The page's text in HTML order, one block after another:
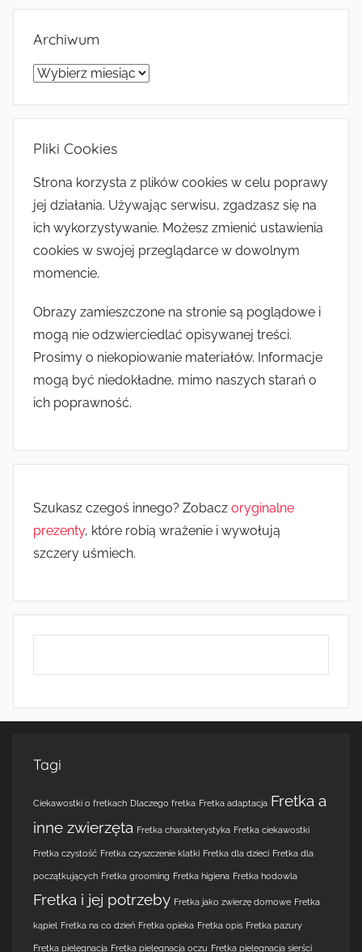
Archiwum
Archiwum
Pliki Cookies
Strona korzysta z plików cookies w celu poprawy
jej działania. Używając serwisu, zgadzasz się na
ich wykorzystywanie. Możesz zmienić ustawienia
cookies w swojej przeglądarce w dowolnym
momencie.
Obrazy zamieszczone na stronie są poglądowe i
mogą nie odzwierciedlać opisywanej treści.
Prosimy o niekopiowanie materiałów. Informacje
mogą być niedokładne, mimo naszych starań o
ich poprawność.
Szukasz czegoś innego? Zobacz oryginalne
prezenty, które robią wrażenie i wywołują
szczery uśmiech.
Tagi
Ciekawostki o fretkach Dlaczego fretka Fretka adaptacja Fretka a
inne zwierzęta Fretka charakterystyka Fretka ciekawostki
Fretka czystość Fretka czyszczenie klatki Fretka dla dzieci Fretka dla
początkujących Fretka grooming Fretka higiena Fretka hodowla
Fretka i jej potrzeby Fretka jako zwierzę domowe Fretka
kąpiel Fretka na co dzień Fretka opieka Fretka opis Fretka pazury
Fretka pielęgnacja Fretka pielęgnacja oczu Fretka pielęgnacja sierści